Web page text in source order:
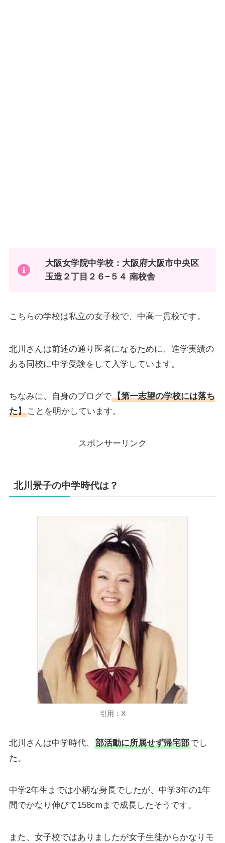
大阪女学院中学校：大阪府大阪市中央区
玉造２丁目２６−５４ 南校舎
こちらの学校は私立の女子校で、中高一貫校です。
北川さんは前述の通り医者になるために、進学実績の
ある同校に中学受験をして入学しています。
ちなみに、自身のブログで【第一志望の学校には落ち
た】ことを明かしています。
スポンサーリンク
北川景子の中学時代は？
引用：X
北川さんは中学時代、 部活動に所属せず帰宅部でし
た。
中学2年生までは小柄な身長でしたが、中学3年の1年
間でかなり伸びて158cmまで成長したそうです。
また、女子校ではありましたが女子生徒からかなりモ